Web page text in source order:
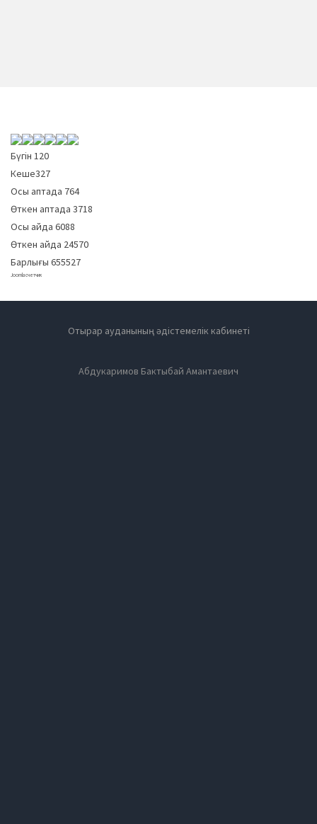
Бүгін 120
Кеше327
Осы аптада 764
Өткен аптада 3718
Осы айда 6088
Өткен айда 24570
Барлығы 655527
Joomla счетчик
Отырар ауданының әдістемелік кабинеті
Абдукаримов Бактыбай Амантаевич